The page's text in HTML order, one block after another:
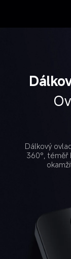
Dálkový
360°, téměř